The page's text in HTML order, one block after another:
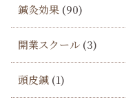
鍼灸効果 (90)
開業スクール (3)
頭皮鍼 (1)